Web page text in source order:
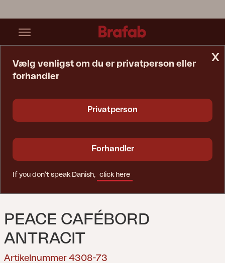
PEACE CAFÉBORD
ANTRACIT
Artikelnummer 4308-73
x
Vælg venligst om du er privatperson eller
forhandler
Privatperson
Forhandler
If you don't speak Danish, click here